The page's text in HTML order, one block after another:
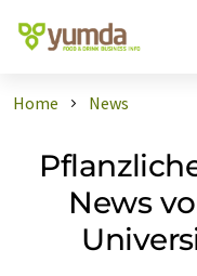
Home News
News